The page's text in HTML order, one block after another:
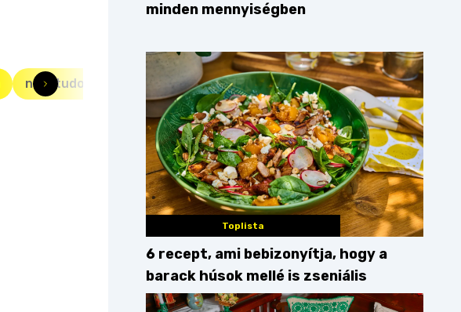
nem tudom mit főzzek mit főzzek mit főzzek ma?
minden mennyiségben
Toplista
6 recept, ami bebizonyítja, hogy a
barack húsok mellé is zseniális